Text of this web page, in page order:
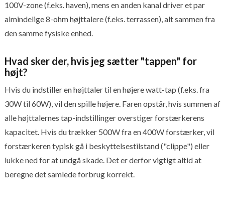
100V-zone (f.eks. haven), mens en anden kanal driver et par
almindelige 8-ohm højttalere (f.eks. terrassen), alt sammen fra
den samme fysiske enhed.
Hvad sker der, hvis jeg sætter "tappen" for
højt?
Hvis du indstiller en højttaler til en højere watt-tap (f.eks. fra
30W til 60W), vil den spille højere. Faren opstår, hvis summen af
alle højttalernes tap-indstillinger overstiger forstærkerens
kapacitet. Hvis du trækker 500W fra en 400W forstærker, vil
forstærkeren typisk gå i beskyttelsestilstand ("clippe") eller
lukke ned for at undgå skade. Det er derfor vigtigt altid at
beregne det samlede forbrug korrekt.